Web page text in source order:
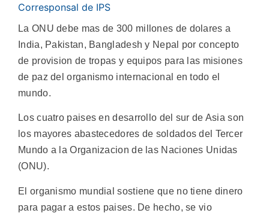
Corresponsal de IPS
La ONU debe mas de 300 millones de dolares a
India, Pakistan, Bangladesh y Nepal por concepto
de provision de tropas y equipos para las misiones
de paz del organismo internacional en todo el
mundo.
Los cuatro paises en desarrollo del sur de Asia son
los mayores abastecedores de soldados del Tercer
Mundo a la Organizacion de las Naciones Unidas
(ONU).
El organismo mundial sostiene que no tiene dinero
para pagar a estos paises. De hecho, se vio